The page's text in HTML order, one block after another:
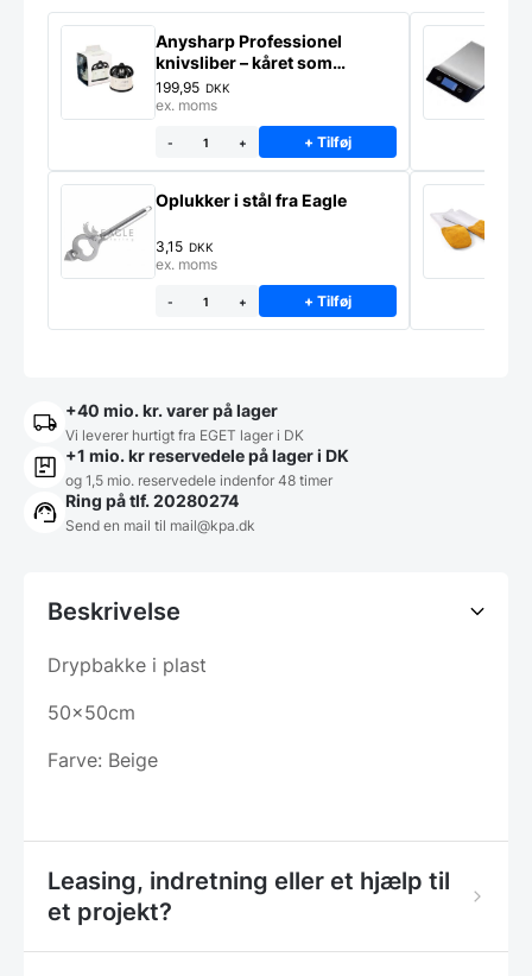
Anysharp Professionel
knivsliber – kåret som
verdens bedste
199,95 DKK
ex. moms
- + + Tilføj
Oplukker i stål fra Eagle
3,15 DKK
ex. moms
- + + Tilføj
+40 mio. kr. varer på lager
Vi leverer hurtigt fra EGET lager i DK
+1 mio. kr reservedele på lager i DK
og 1,5 mio. reservedele indenfor 48 timer
Ring på tlf. 20280274
Send en mail til mail@kpa.dk
Beskrivelse
Drypbakke i plast
50x50cm
Farve: Beige
Leasing, indretning eller et hjælp til
et projekt?